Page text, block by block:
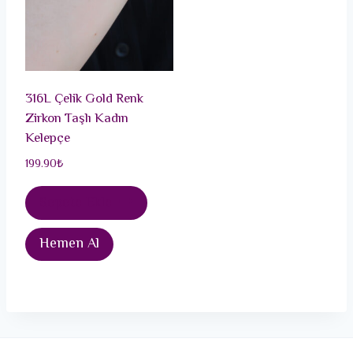
316L Çelik Gold Renk
Zirkon Taşlı Kadın
Kelepçe
199.90₺
Hemen Al